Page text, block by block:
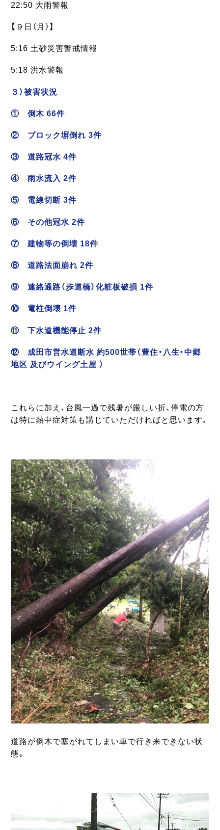
22:50 大雨警報
【９日（月）】
5:16 土砂災害警戒情報
5:18 洪水警報
３）被害状況
① 倒木 66件
② ブロック塀倒れ 3件
③ 道路冠水 4件
④ 雨水流入 2件
⑤ 電線切断 3件
⑥ その他冠水 2件
⑦ 建物等の倒壊 18件
⑧ 道路法面崩れ 2件
⑨ 連絡通路（歩道橋）化粧板破損 1件
⑩ 電柱倒壊 1件
⑪ 下水道機能停止 2件
⑫ 成田市営水道断水 約500世帯（豊住・八生・中郷
地区 及びウイング土屋 ）
これらに加え、台風一過で残暑が厳しい折、停電の方
は特に熱中症対策も講じていただければと思います。
道路が倒木で塞がれてしまい車で行き来できない状
態。